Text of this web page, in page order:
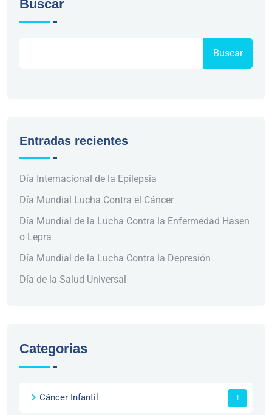
Buscar
Buscar
Entradas recientes
Día Internacional de la Epilepsia
Día Mundial Lucha Contra el Cáncer
Día Mundial de la Lucha Contra la Enfermedad Hasen
o Lepra
Día Mundial de la Lucha Contra la Depresión
Día de la Salud Universal
Categorias
Cáncer Infantil 1